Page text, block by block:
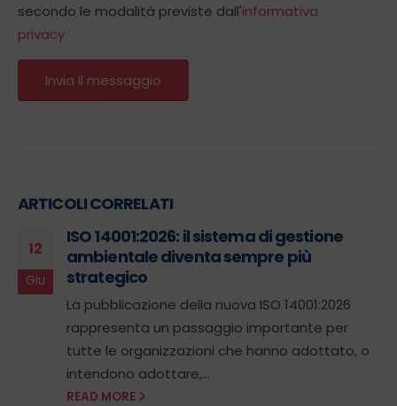
secondo le modalità previste dall'informativa
privacy
ARTICOLI CORRELATI
12
Giu
ISO 14001:2026: il sistema di gestione
ambientale diventa sempre più
strategico
La pubblicazione della nuova ISO 14001:2026
rappresenta un passaggio importante per
tutte le organizzazioni che hanno adottato, o
intendono adottare,...
READ MORE